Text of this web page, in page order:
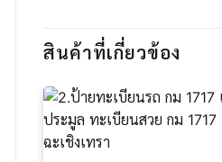
สินค้าที่เกี่ยวข้อง